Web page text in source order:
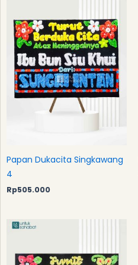
Papan Dukacita Singkawang
4
Rp505.000